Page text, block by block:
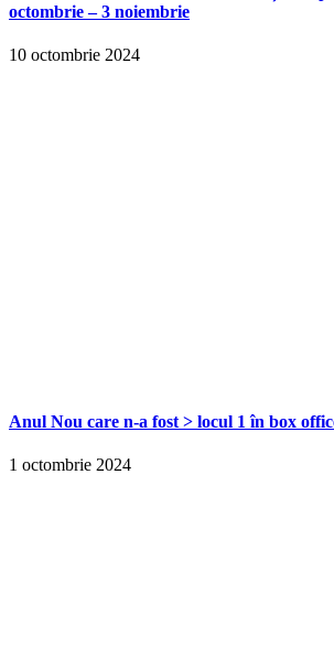
octombrie – 3 noiembrie
10 octombrie 2024
Anul Nou care n-a fost > locul 1 în box
1 octombrie 2024